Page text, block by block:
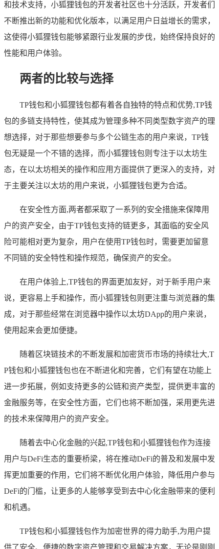
和技术支持，小狐狸钱包的开发者社区也十分活跃，开发者们
不断推出新的功能和优化版本，以满足用户日益增长的需求，
这使得小狐狸钱包能够紧跟行业发展的步伐，始终保持良好的
性能和用户体验。
两者的比较与选择
TP钱包和小狐狸钱包都有着各自独特的特点和优势,TP钱
包的多链支持特性，使其成为管理多种不同类型数字资产的理
想选择，对于那些想要参与多个公链生态的用户来说，TP钱
包无疑是一个不错的选择，而小狐狸钱包则专注于以太坊生
态，在以太坊相关的操作和应用方面提供了更深入的支持，对
于主要关注以太坊的用户来说，小狐狸钱包更为合适。
在安全性方面,两者都采取了一系列的安全措施来保障用
户的资产安全，由于TP钱包支持的链更多，其面临的安全风
险可能相对更为复杂，用户在使用TP钱包时，需要更加留意
不同链的安全特性和操作规范，确保资产的安全。
在用户体验上,TP钱包的界面更加友好，对于新手用户来
说，更容易上手和操作，而小狐狸钱包则更注重与浏览器的集
成，对于那些经常在浏览器中操作以太坊DApp的用户来说，
使用起来会更加便捷。
随着区块链技术的不断发展和加密货币市场的持续壮大,T
P钱包和小狐狸钱包也在不断进化和完善，它们有望在功能上
进一步拓展，例如支持更多的公链和资产类型，提供更丰富的
金融服务等，在安全性方面，它们也将不断加强，采用更先进
的技术来保障用户的资产安全。
随着去中心化金融的兴起,TP钱包和小狐狸钱包作为连接
用户与DeFi生态的重要桥梁，将在推动DeFi的普及和发展中发
挥更加重要的作用，它们将不断优化用户体验，降低用户参与
DeFi的门槛，让更多的人能够享受到去中心化金融带来的便利
和机遇。
TP钱包和小狐狸钱包作为加密世界的得力助手,为用户提
供了安全、便捷的数字资产管理和交易解决方案，无论是刚刚